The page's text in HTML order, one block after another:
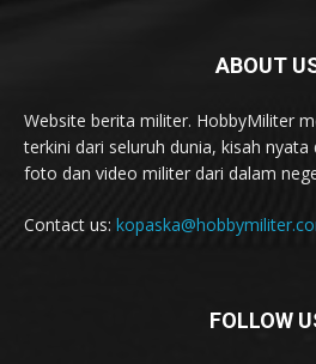
ABOUT
Website berita militer. HobbyMiliter
terkini dari seluruh dunia, kisah
foto dan video militer dari dalam
Contact us:
FOLLOW